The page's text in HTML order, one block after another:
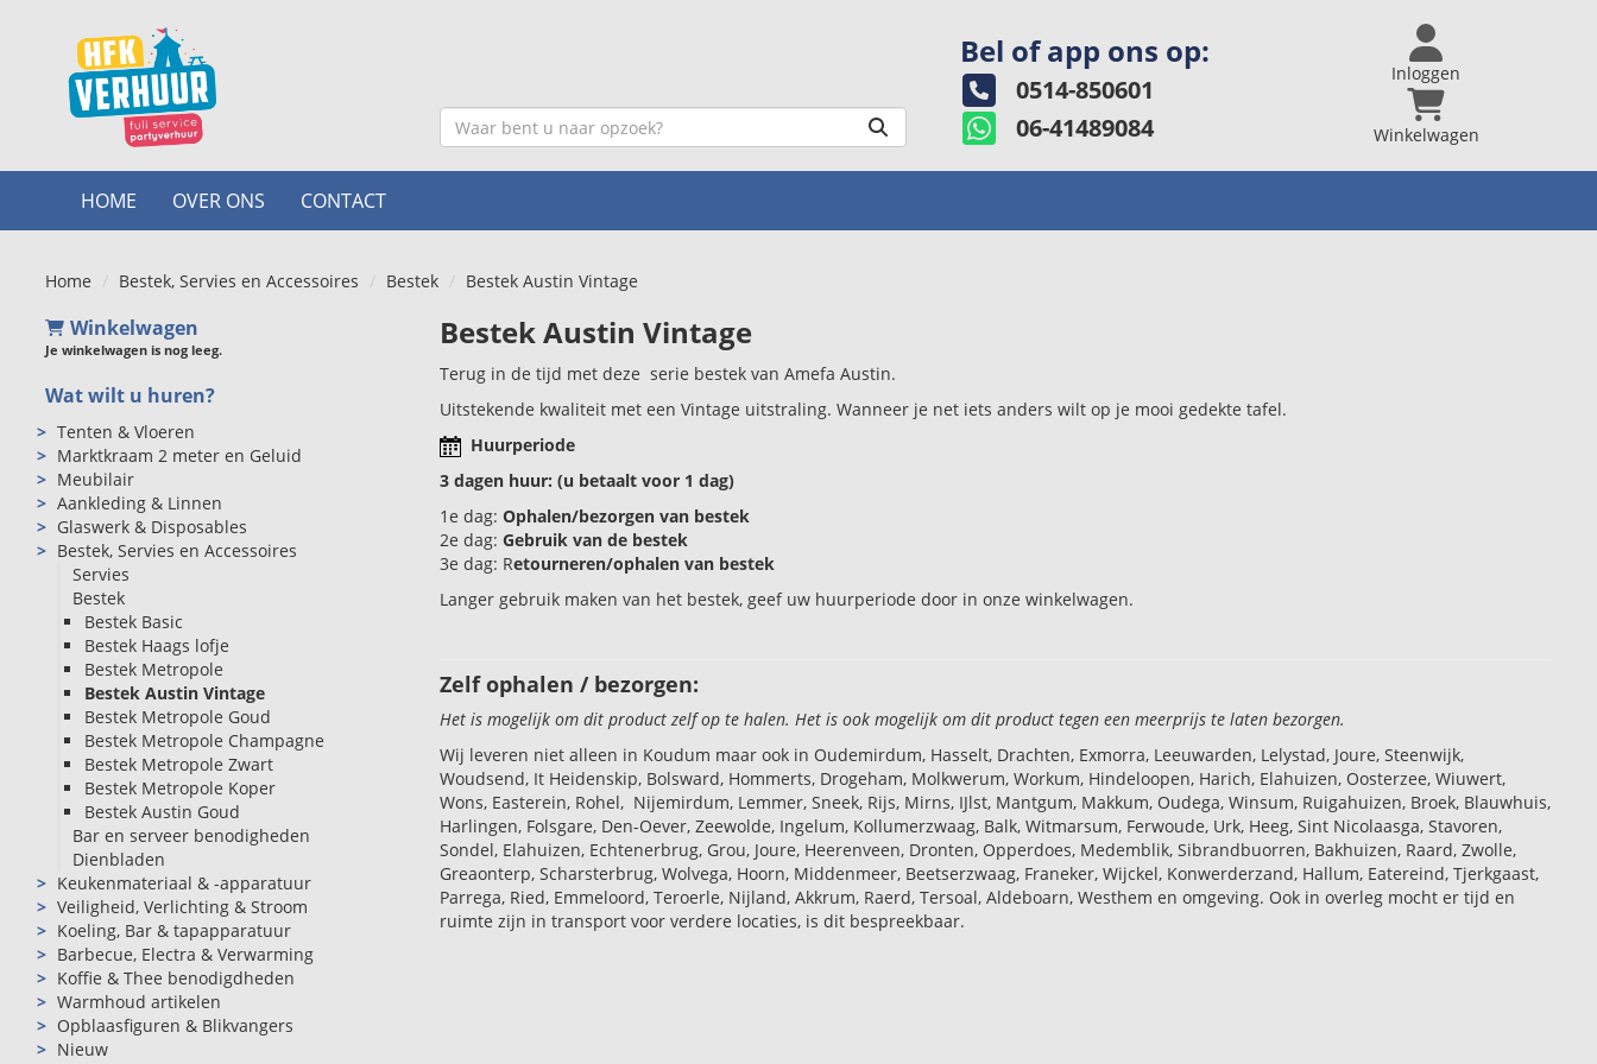
Bel of app ons op:
0514-850601
06-41489084
Inloggen
Winkelwagen
HOME OVER ONS CONTACT
Home Bestek, Servies en Accessoires Bestek Bestek Austin Vintage
Winkelwagen
Je winkelwagen is nog leeg.
Wat wilt u huren?
Tenten & Vloeren
Marktkraam 2 meter en Geluid
Meubilair
Aankleding & Linnen
Glaswerk & Disposables
Bestek, Servies en Accessoires
Servies
Bestek
Bestek Basic
Bestek Haags lofje
Bestek Metropole
Bestek Austin Vintage
Bestek Metropole Goud
Bestek Metropole Champagne
Bestek Metropole Zwart
Bestek Metropole Koper
Bestek Austin Goud
Bar en serveer benodigheden
Dienbladen
Keukenmateriaal & -apparatuur
Veiligheid, Verlichting & Stroom
Koeling, Bar & tapapparatuur
Barbecue, Electra & Verwarming
Koffie & Thee benodigdheden
Warmhoud artikelen
Opblaasfiguren & Blikvangers
Nieuw
Bestek Austin Vintage
Terug in de tijd met deze serie bestek van Amefa Austin.
Uitstekende kwaliteit met een Vintage uitstraling. Wanneer je net iets anders wilt op je mooi gedekte tafel.
Huurperiode
3 dagen huur: (u betaalt voor 1 dag)
1e dag: Ophalen/bezorgen van bestek
2e dag: Gebruik van de bestek
3e dag: Retourneren/ophalen van bestek
Langer gebruik maken van het bestek, geef uw huurperiode door in onze winkelwagen.
Zelf ophalen / bezorgen:
Het is mogelijk om dit product zelf op te halen. Het is ook mogelijk om dit product tegen een meerprijs te laten bezorgen.
Wij leveren niet alleen in Koudum maar ook in Oudemirdum, Hasselt, Drachten, Exmorra, Leeuwarden, Lelystad, Joure, Steenwijk,
Woudsend, It Heidenskip, Bolsward, Hommerts, Drogeham, Molkwerum, Workum, Hindeloopen, Harich, Elahuizen, Oosterzee, Wiuwert,
Wons, Easterein, Rohel, Nijemirdum, Lemmer, Sneek, Rijs, Mirns, IJlst, Mantgum, Makkum, Oudega, Winsum, Ruigahuizen, Broek, Blauwhuis,
Harlingen, Folsgare, Den-Oever, Zeewolde, Ingelum, Kollumerzwaag, Balk, Witmarsum, Ferwoude, Urk, Heeg, Sint Nicolaasga, Stavoren,
Sondel, Elahuizen, Echtenerbrug, Grou, Joure, Heerenveen, Dronten, Opperdoes, Medemblik, Sibrandbuorren, Bakhuizen, Raard, Zwolle,
Greaonterp, Scharsterbrug, Wolvega, Hoorn, Middenmeer, Beetserzwaag, Franeker, Wijckel, Konwerderzand, Hallum, Eatereind, Tjerkgaast,
Parrega, Ried, Emmeloord, Teroerle, Nijland, Akkrum, Raerd, Tersoal, Aldeboarn, Westhem en omgeving. Ook in overleg mocht er tijd en
ruimte zijn in transport voor verdere locaties, is dit bespreekbaar.